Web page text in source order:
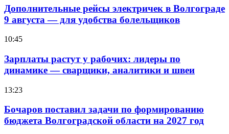
Дополнительные рейсы электричек в Волгограде
9 августа — для удобства болельщиков
10:45
Зарплаты растут у рабочих: лидеры по
динамике — сварщики, аналитики и швеи
13:23
Бочаров поставил задачи по формированию
бюджета Волгоградской области на 2027 год